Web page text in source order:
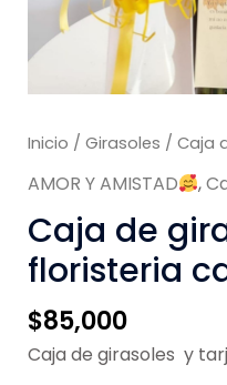
Inicio / Girasoles / Caja
AMOR Y AMISTAD ,
Caja de
floristeria
$85,000
Caja de girasoles y